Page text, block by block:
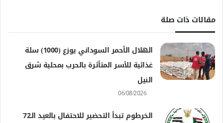
مقالات ذات صلة
الهلال الأحمر السوداني يوزع (1000) سلة
غذائية للأسر المتأثرة بالحرب بمحلية شرق
النيل
06/08/2026
الخرطوم تبدأ التحضير للاحتفال بالعيد الـ72